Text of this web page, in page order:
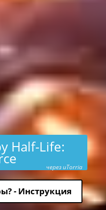
Half-Life:
через uTorria
- Инструкция